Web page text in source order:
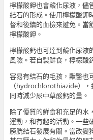
檸檬酸鉀也會鹼化尿液，儘
結石的形成。使用檸檬酸鉀
督和後續的血檢來避免。當
檸檬酸鉀。
檸檬酸鈣也可達到鹼化尿液
風險。若自製鮮食，檸檬酸
容易有結石的毛孩，獸醫也
（hydrochlorothiazide）
同時減少尿中草酸鈣的量。
除了優質的鮮食和充足的水
運動，和有趣的活動。一些
膀胱結石發展有關。當改變